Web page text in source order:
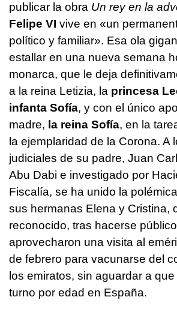
publicar la obra Un rey en la
Felipe VI vive en «un
político y familiar». Esa ola
estallar en una nueva semana
monarca, que le deja
a la reina Letizia, la princesa
infanta Sofía, y con el único
madre, la reina Sofía, en la
la ejemplaridad de la Corona. A
judiciales de su padre, Juan
Abu Dabi e investigado por
Fiscalía, se ha unido la
sus hermanas Elena y Cristina,
reconocido, tras hacerse
aprovecharon una visita al
de febrero para vacunarse del
los emiratos, sin aguardar a
turno por edad en España.